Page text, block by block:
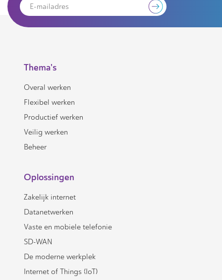
Thema's
Overal werken
Flexibel werken
Productief werken
Veilig werken
Beheer
Oplossingen
Zakelijk internet
Datanetwerken
Vaste en mobiele telefonie
SD-WAN
De moderne werkplek
Internet of Things (IoT)